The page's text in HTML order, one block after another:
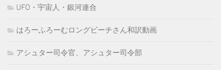
UFO・宇宙人・銀河連合
はろーふろーむロングビーチさん和訳動画
アシュター司令官、アシュター司令部